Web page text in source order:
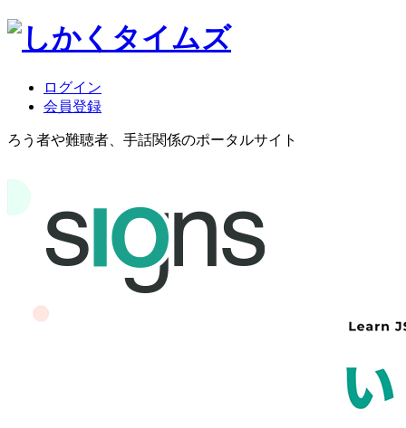
ログイン
会員登録
ろう者や難聴者、手話関係のポータルサイト